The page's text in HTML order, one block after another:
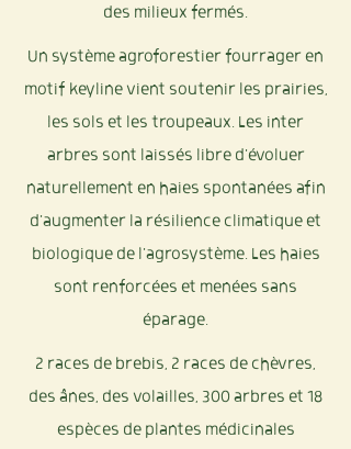
des milieux fermés.
Un système agroforestier fourrager en
motif keyline vient soutenir les prairies,
les sols et les troupeaux. Les inter
arbres sont laissés libre d'évoluer
naturellement en haies spontanées afin
d'augmenter la résilience climatique et
biologique de l'agrosystème. Les haies
sont renforcées et menées sans
éparage.
2 races de brebis, 2 races de chèvres,
des ânes, des volailles, 300 arbres et 18
espèces de plantes médicinales